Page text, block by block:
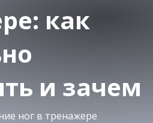
как
и зачем
ног в тренажере